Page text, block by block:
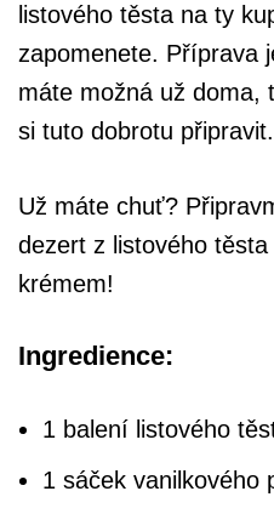
listového těsta na ty
zapomenete. Příprava
máte možná už doma,
si tuto dobrotu připravit.
Už máte chuť?
dezert z listového
krémem!
Ingredience:
1 balení listového
1 sáček vanilkového